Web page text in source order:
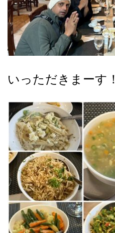
いっただきまーす！